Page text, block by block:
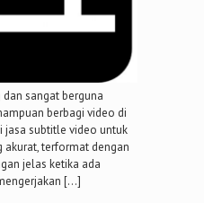
sangat berguna
berbagi video di
jasa subtitle video untuk
terformat dengan
jelas ketika ada
[…]